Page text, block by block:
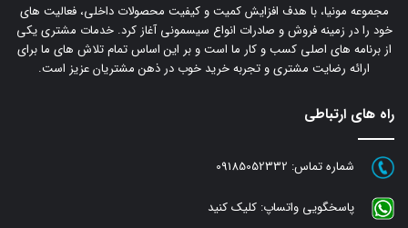
مجموعه مونیا، با هدف افزایش کمیت و کیفیت محصولات داخلی، فعالیت های
خود را در زمینه فروش و صادرات انواع سیسمونی آغاز کرد. خدمات مشتری یکی
از برنامه های اصلی کسب و کار ما است و بر این اساس تمام تلاش های ما برای
ارائه رضایت مشتری و تجربه خرید خوب در ذهن مشتریان عزیز است.
راه های ارتباطی
شماره تماس: 09185052332
پاسخگویی واتساپ: کلیک کنید